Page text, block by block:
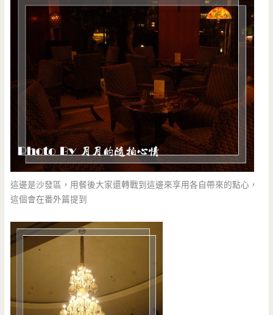
這邊是沙發區，用餐後大家還轉戰到這邊來享用各自帶來的點心，
這個會在番外篇提到